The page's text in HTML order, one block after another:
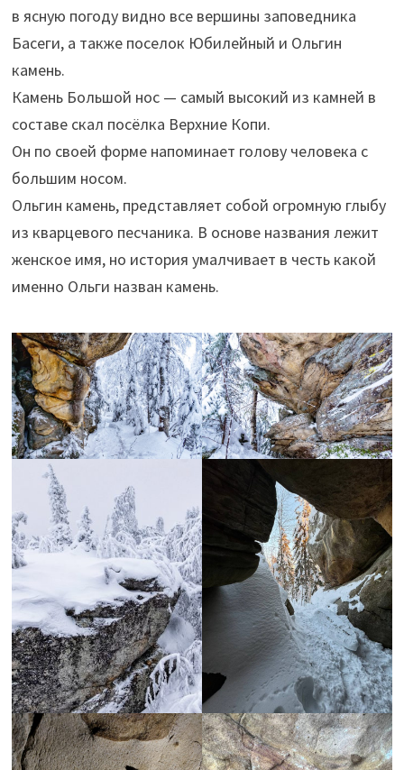
в ясную погоду видно все вершины заповедника
Басеги, а также поселок Юбилейный и Ольгин
камень.
Камень Большой нос — самый высокий из камней в
составе скал посёлка Верхние Копи.
Он по своей форме напоминает голову человека с
большим носом.
Ольгин камень, представляет собой огромную глыбу
из кварцевого песчаника. В основе названия лежит
женское имя, но история умалчивает в честь какой
именно Ольги назван камень.